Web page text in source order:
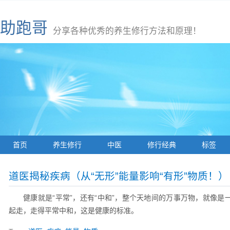
助跑哥 分享各种优秀的养生修行方法和原理！
首页 养生修行 中医 修行经典 标签
道医揭秘疾病（从“无形”能量影响“有形”物质！）
健康就是“平常”，还有“中和”，整个天地间的万事万物，就像
起走，走得平常中和，这是健康的标准。